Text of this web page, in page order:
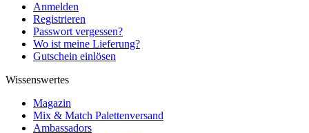
Anmelden
Registrieren
Passwort vergessen?
Wo ist meine Lieferung?
Gutschein einlösen
Wissenswertes
Magazin
Mix & Match Palettenversand
Ambassadors